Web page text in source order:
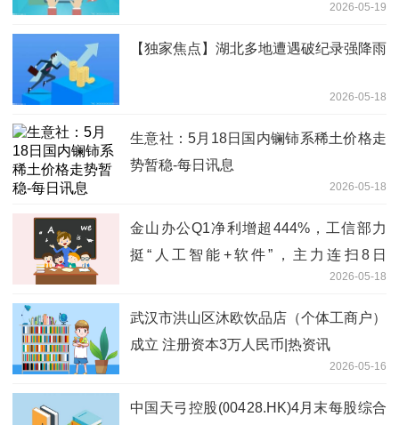
2026-05-19
【独家焦点】湖北多地遭遇破纪录强降雨
2026-05-18
生意社：5月18日国内镧铈系稀土价格走
势暂稳-每日讯息
2026-05-18
金山办公Q1净利增超444%，工信部力
挺“人工智能+软件”，主力连扫8日
2026-05-18
武汉市洪山区沐欧饮品店（个体工商户）
成立 注册资本3万人民币|热资讯
2026-05-16
中国天弓控股(00428.HK)4月末每股综合